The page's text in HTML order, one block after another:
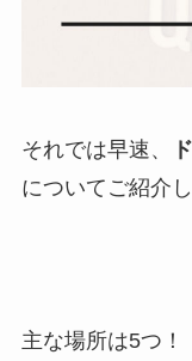
それでは早速、
についてご紹介し
主な場所は5つ！